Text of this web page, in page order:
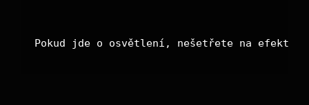
Pokud jde o osvětlení, nešetřete na